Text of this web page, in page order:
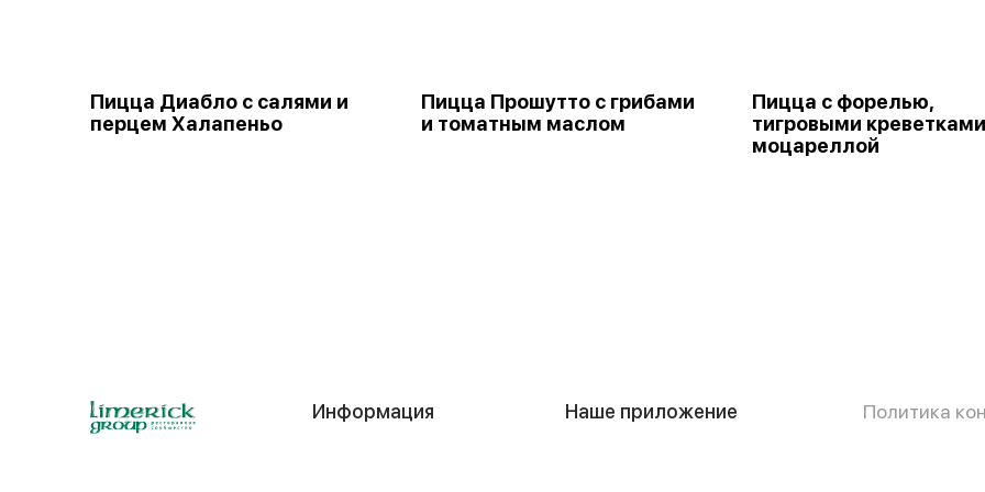
Пицца Диабло с салями и
перцем Халапеньо
Пицца Прошутто с грибами
и томатным маслом
Пицца с форелью,
тигровыми
моцареллой
Информация
Наше приложение
Политика